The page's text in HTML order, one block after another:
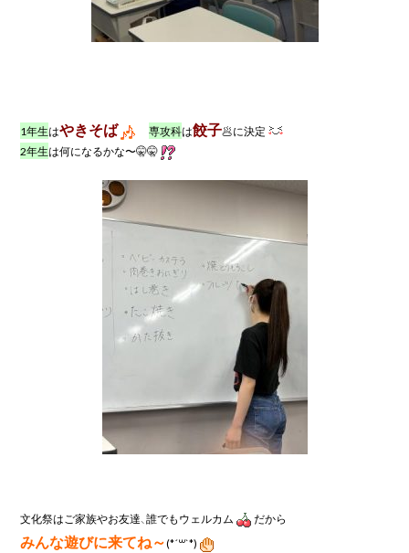
1年生はやきそば 専攻科は餃子🥟に決定
2年生は何になるかな〜🤫🤫
文化祭はご家族やお友達、誰でもウェルカム
みんな遊びに来てね～(*´꒳`*)